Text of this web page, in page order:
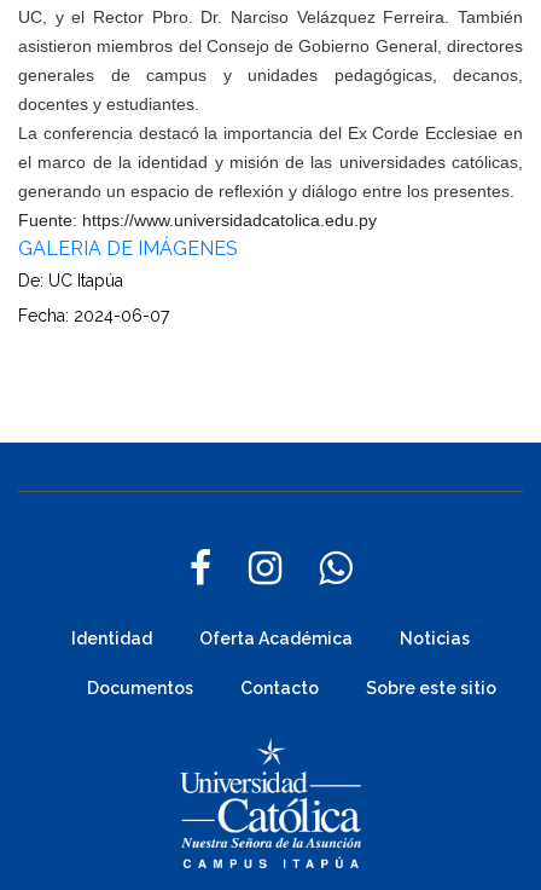
UC, y el Rector Pbro. Dr. Narciso Velázquez Ferreira. También
asistieron miembros del Consejo de Gobierno General, directores
generales de campus y unidades pedagógicas, decanos,
docentes y estudiantes.
La conferencia destacó la importancia del Ex Corde Ecclesiae en
el marco de la identidad y misión de las universidades católicas,
generando un espacio de reflexión y diálogo entre los presentes.
Fuente: https://www.universidadcatolica.edu.py
GALERIA DE IMÁGENES
De: UC Itapúa
Fecha: 2024-06-07
Identidad Oferta Académica Noticias
Documentos Contacto Sobre este sitio